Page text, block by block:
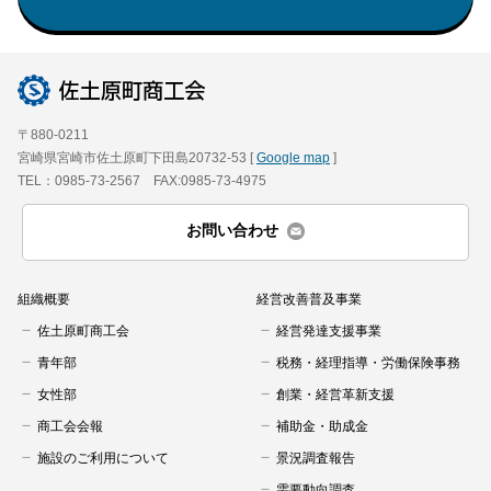
〒880-0211
宮崎県宮崎市佐土原町下田島20732-53 [Google map ]
TEL：0985-73-2567 FAX:0985-73-4975
お問い合わせ
組織概要
佐土原町商工会
青年部
女性部
商工会会報
施設のご利用について
経営改善普及事業
経営発達支援事業
税務・経理指導・労働保険事務
創業・経営革新支援
補助金・助成金
景況調査報告